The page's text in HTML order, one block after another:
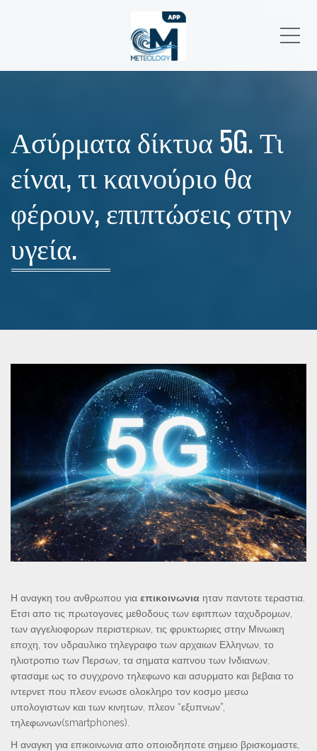
Ασύρματα δίκτυα 5G. Τι
είναι, τι καινούριο θα
φέρουν, επιπτώσεις στην
υγεία.
Η αναγκη του ανθρωπου για επικοινωνια ηταν παντοτε τεραστια.
Ετσι απο τις πρωτογονες μεθοδους των εφιππων ταχυδρομων,
των αγγελιοφορων περιστεριων, τις φρυκτωριες στην Μινωικη
εποχη, τον υδραυλικο τηλεγραφο των αρχαιων Ελληνων, το
ηλιοτροπιο των Περσων, τα σηματα καπνου των Ινδιανων,
φτασαμε ως το συγχρονο τηλεφωνο και ασυρματο και βεβαια το
ιντερνετ που πλεον ενωσε ολοκληρο τον κοσμο μεσω
υπολογιστων και των κινητων, πλεον “εξυπνων”,
τηλεφωνων(smartphones).
Η αναγκη για επικοινωνια απο οποιοδηποτε σημειο βρισκομαστε,